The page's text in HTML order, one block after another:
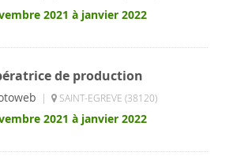
2021 à janvier 2022
de production
| SAINT-EGREVE (38120)
2021 à janvier 2022